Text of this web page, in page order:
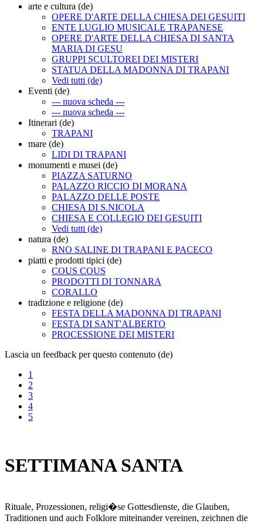
arte e cultura (de)
OPERE D'ARTE DELLA CHIESA DEI GESUITI
ENTE LUGLIO MUSICALE TRAPANESE
OPERE D'ARTE DELLA CHIESA DI SANTA
MARIA DI GESU
GRUPPI SCULTOREI DEI MISTERI
STATUA DELLA MADONNA DI TRAPANI
Vedi tutti (de)
Eventi (de)
--- nuova scheda ---
--- nuova scheda ---
Itinerari (de)
TRAPANI
mare (de)
LIDI DI TRAPANI
monumenti e musei (de)
PIAZZA SATURNO
PALAZZO RICCIO DI MORANA
PALAZZO DELLE POSTE
CHIESA DI S.NICOLA
CHIESA E COLLEGIO DEI GESUITI
Vedi tutti (de)
natura (de)
RNO SALINE DI TRAPANI E PACECO
piatti e prodotti tipici (de)
COUS COUS
PRODOTTI DI TONNARA
CORALLO
tradizione e religione (de)
FESTA DELLA MADONNA DI TRAPANI
FESTA DI SANT'ALBERTO
PROCESSIONE DEI MISTERI
Lascia un feedback per questo contenuto (de)
1
2
3
4
5
SETTIMANA SANTA
Rituale, Prozessionen, religi�se Gottesdienste, die Glauben,
Traditionen und auch Folklore miteinander vereinen, zeichnen die